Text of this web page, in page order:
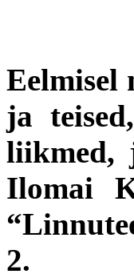
Eelmisel
ja
liikmed,
Ilomai
2.